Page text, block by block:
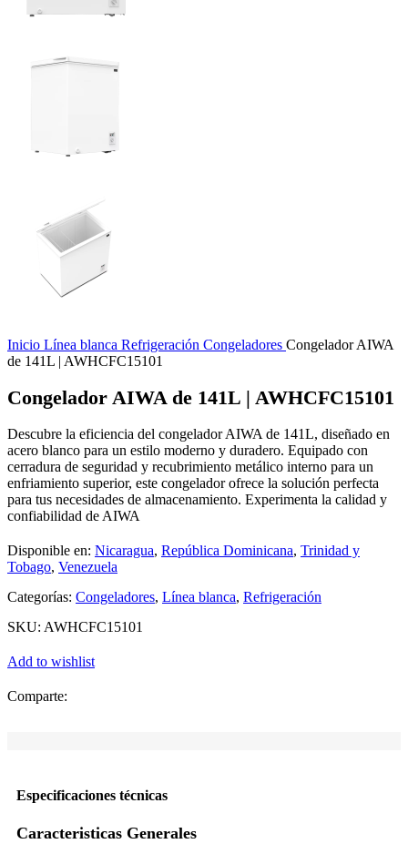
Inicio Línea blanca Refrigeración Congeladores Congelador AIWA
de 141L | AWHCFC15101
Congelador AIWA de 141L | AWHCFC15101
Descubre la eficiencia del congelador AIWA de 141L, diseñado en
acero blanco para un estilo moderno y duradero. Equipado con
cerradura de seguridad y recubrimiento metálico interno para un
enfriamiento superior, este congelador ofrece la solución perfecta
para tus necesidades de almacenamiento. Experimenta la calidad y
confiabilidad de AIWA
Disponible en: Nicaragua, República Dominicana, Trinidad y
Tobago, Venezuela
Categorías: Congeladores, Línea blanca, Refrigeración
SKU: AWHCFC15101
Add to wishlist
Comparte:
Especificaciones técnicas
Caracteristicas Generales